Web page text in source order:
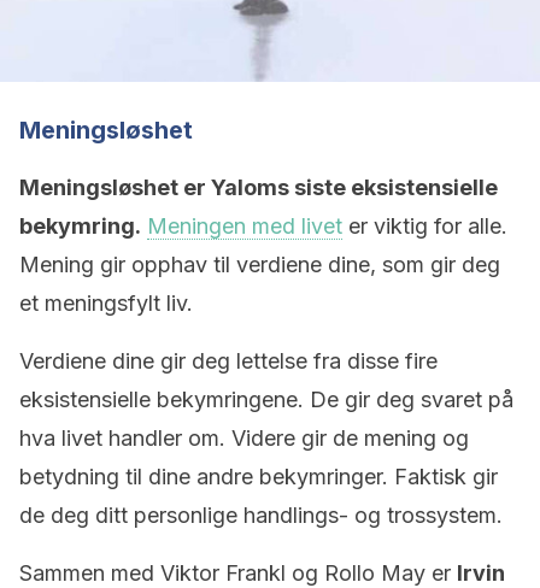
Meningsløshet
Meningsløshet er Yaloms siste eksistensielle
bekymring. Meningen med livet er viktig for alle.
Mening gir opphav til verdiene dine, som gir deg
et meningsfylt liv.
Verdiene dine gir deg lettelse fra disse fire
eksistensielle bekymringene. De gir deg svaret på
hva livet handler om. Videre gir de mening og
betydning til dine andre bekymringer. Faktisk gir
de deg ditt personlige handlings- og trossystem.
Sammen med Viktor Frankl og Rollo May er Irvin